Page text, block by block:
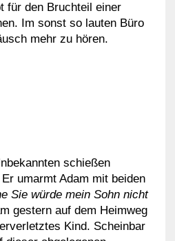
für den Bruchteil einer
Im sonst so lauten Büro
mehr zu hören.
schießen
umarmt Adam mit beiden
Sie würde mein Sohn nicht
gestern auf dem Heimweg
Kind. Scheinbar